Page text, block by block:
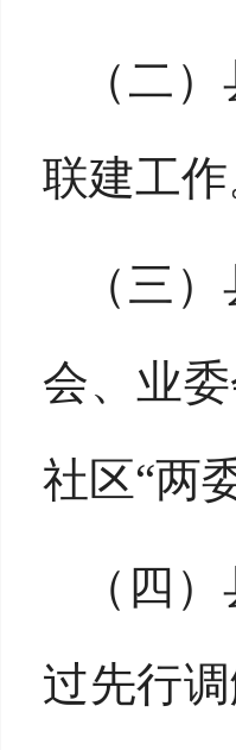
（二
联建工作
（三
会、 业
社区“两
（四
过先行